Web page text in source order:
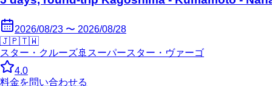
2026/08/23 〜 2026/08/28
🇯🇵🇹🇼
スター・クルーズ🚢 スーパースター・ヴァーゴ
4.0
料金を問い合わせる